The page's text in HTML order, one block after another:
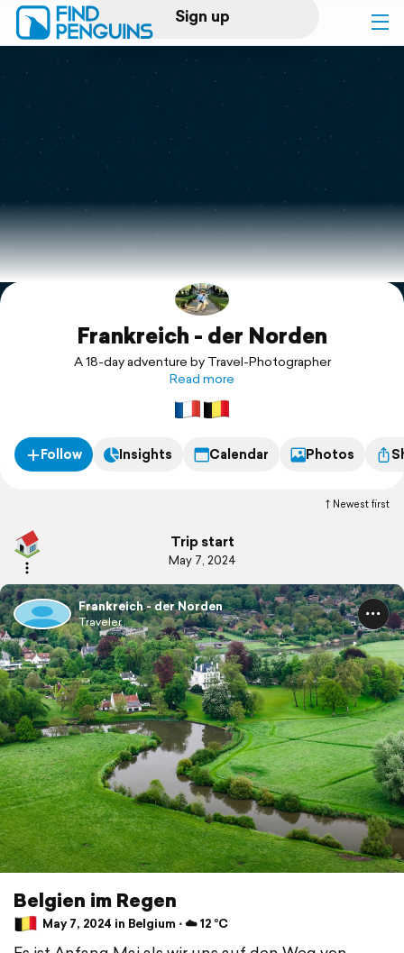
Sign up
Log in
Print a book
Flyover video
Explore
Support
Frankreich - der Norden
A 18-day adventure by Travel-Photographer
Read more
Follow Insights Calendar Photos
Newest first
Trip start
May 7, 2024
Frankreich - der Norden
Traveler
Belgien im Regen
May 7, 2024 in Belgium ⋅ ☁️ 12 °C